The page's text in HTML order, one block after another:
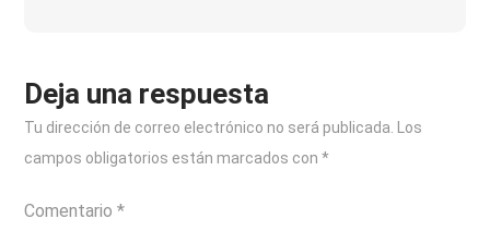
Deja una respuesta
Tu dirección de correo electrónico no será publicada.
Los
campos obligatorios están marcados con*
Comentario*